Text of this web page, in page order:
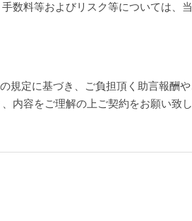
数料等およびリスク等については、
規定に基づき、ご負担頂く助言報酬
内容をご理解の上ご契約をお願い致